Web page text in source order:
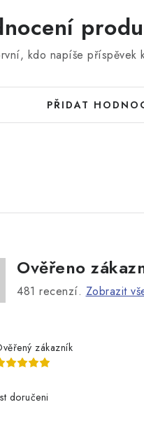
kdo napíše příspěvek
PŘIDAT
Ověřeno
481 recenzí. Zobrazit
zákazník
doručeni